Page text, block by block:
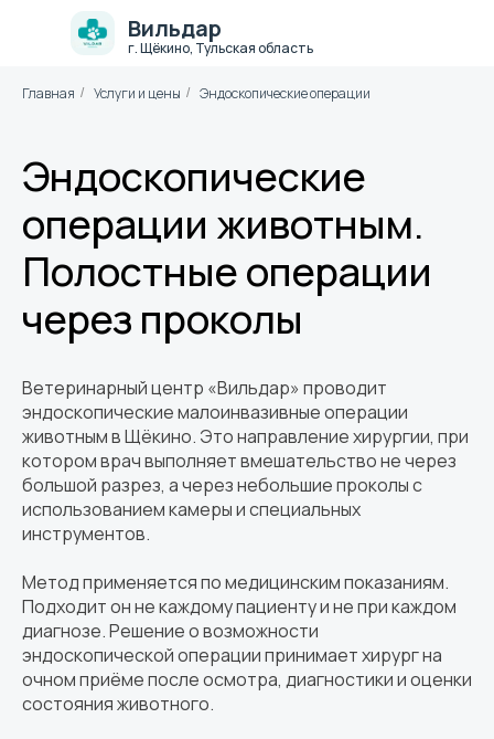
г. Щёкино, Тульская область
Вильдар
Главная / Услуги и цены / Эндоскопические операции
Эндоскопические
операции животным.
Полостные операции
через проколы
Ветеринарный центр «Вильдар» проводит
эндоскопические малоинвазивные операции
животным в Щёкино. Это направление хирургии, при
котором врач выполняет вмешательство не через
большой разрез, а через небольшие проколы с
использованием камеры и специальных
инструментов.
Метод применяется по медицинским показаниям.
Подходит он не каждому пациенту и не при каждом
диагнозе. Решение о возможности
эндоскопической операции принимает хирург на
очном приёме после осмотра, диагностики и оценки
состояния животного.